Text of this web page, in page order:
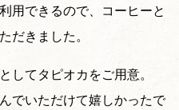
用できるので、コーヒーと
だきました。
してタピオカをご用意。
でいただけて嬉しかったで